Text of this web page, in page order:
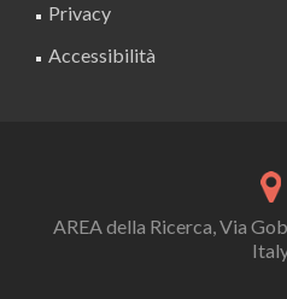
Privacy
Accessibilità
AREA della Ricerca, Via